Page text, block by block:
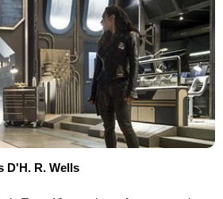
D'H. R. Wells